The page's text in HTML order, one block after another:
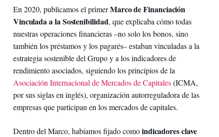
En 2020, publicamos el primerMarco de Financiación
Vinculada a la Sostenibilidad, que explicaba cómo todas
nuestras operaciones financieras –no solo los bonos, sino
también los préstamos y los pagarés– estaban vinculadas a la
estrategia sostenible del Grupo y a los indicadores de
rendimiento asociados, siguiendo los principios de la
Asociación Internacional de Mercados de Capitales(ICMA,
por sus siglas en inglés), organización autorreguladora de las
empresas que participan en los mercados de capitales.
Dentro del Marco, habíamos fijado comoindicadores clave